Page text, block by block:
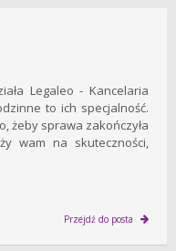
Legaleo - Kancelaria
to ich specjalność.
żeby sprawa zakończyła
wam na skuteczności,
Przejdź do posta